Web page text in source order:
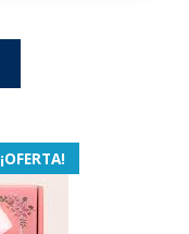
¡OFERTA!